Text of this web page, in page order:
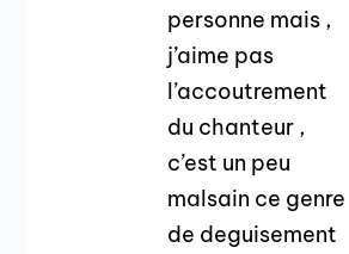
personne mais ,
j’aime pas
l’accoutrement
du chanteur ,
c’est un peu
malsain ce genre
de deguisement